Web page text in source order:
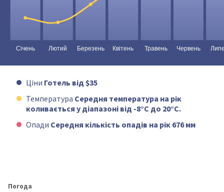
Ціни Готель від $35
Температура Середня температура на рік
коливається у діапазоні від -8°C до 20°C.
Опади Середня кількість опадів на рік 676 мм
Погода